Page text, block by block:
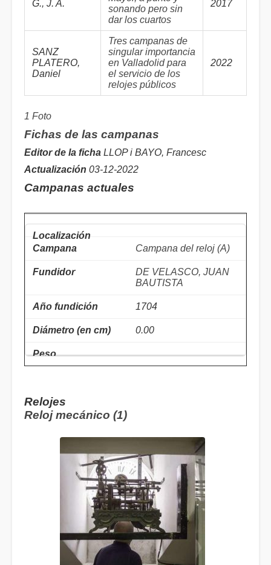
G., J. A.
sonando pero sin
dar los cuartos
2017
SANZ
PLATERO,
Daniel
Tres campanas de
singular importancia
en Valladolid para
el servicio de los
relojes públicos
2022
1 Foto
Fichas de las campanas
Editor de la ficha LLOP i BAYO, Francesc
Actualización 03-12-2022
Campanas actuales
Campana del reloj (A)
DE VELASCO, JUAN
BAUTISTA
1704
0.00
Relojes
Reloj mecánico (1)